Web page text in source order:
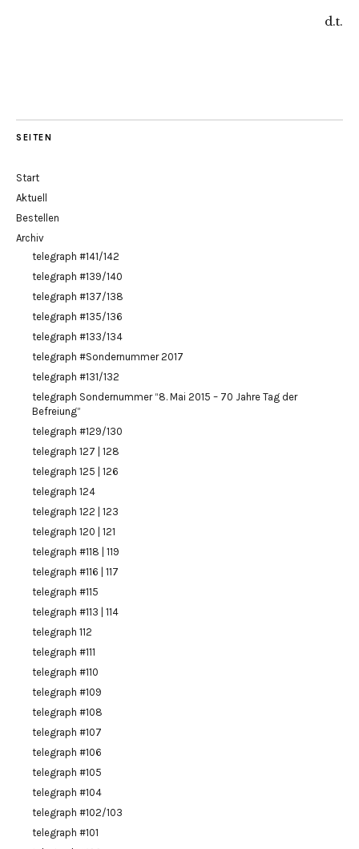
d.t.
SEITEN
Start
Aktuell
Bestellen
Archiv
telegraph #141/142
telegraph #139/140
telegraph #137/138
telegraph #135/136
telegraph #133/134
telegraph #Sondernummer 2017
telegraph #131/132
telegraph Sondernummer “8. Mai 2015 – 70 Jahre Tag der
Befreiung”
telegraph #129/130
telegraph 127 | 128
telegraph 125 | 126
telegraph 124
telegraph 122 | 123
telegraph 120 | 121
telegraph #118 | 119
telegraph #116 | 117
telegraph #115
telegraph #113 | 114
telegraph 112
telegraph #111
telegraph #110
telegraph #109
telegraph #108
telegraph #107
telegraph #106
telegraph #105
telegraph #104
telegraph #102/103
telegraph #101